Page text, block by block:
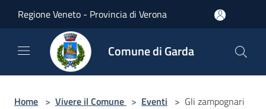
Regione Veneto - Provincia di Verona
Comune di Garda
Home > Vivere il Comune > Eventi > Gli zampognari